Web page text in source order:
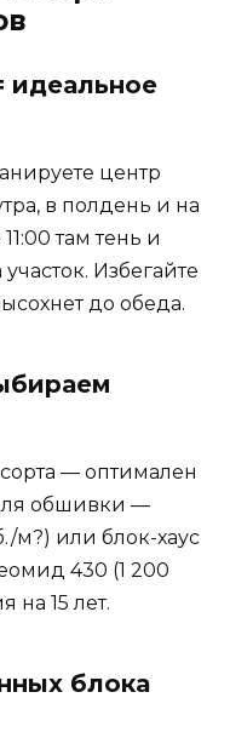
идеальное
центр
в полдень и на
там тень и
Избегайте
до обеда.
— оптимален
обшивки —
м?) или блок-хаус
430 (1 200
на 15 лет.
блока